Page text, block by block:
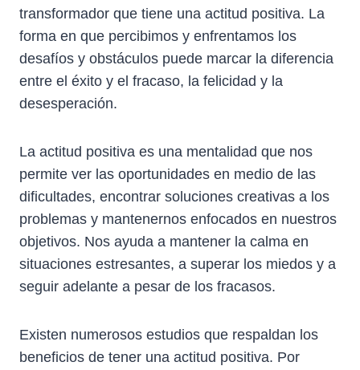
transformador que tiene una actitud positiva. La
forma en que percibimos y enfrentamos los
desafíos y obstáculos puede marcar la diferencia
entre el éxito y el fracaso, la felicidad y la
desesperación.
La actitud positiva es una mentalidad que nos
permite ver las oportunidades en medio de las
dificultades, encontrar soluciones creativas a los
problemas y mantenernos enfocados en nuestros
objetivos. Nos ayuda a mantener la calma en
situaciones estresantes, a superar los miedos y a
seguir adelante a pesar de los fracasos.
Existen numerosos estudios que respaldan los
beneficios de tener una actitud positiva. Por